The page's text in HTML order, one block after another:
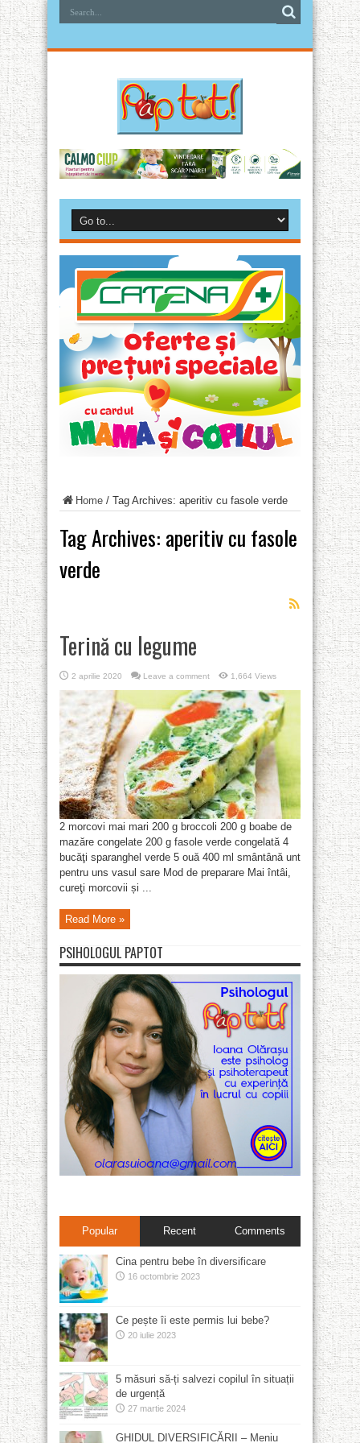
Home / Tag Archives: aperitiv cu fasole verde
Tag Archives: aperitiv cu fasole
verde
Terină cu legume
2 aprilie 2020 Leave a comment 1,664 Views
2 morcovi mai mari 200 g broccoli 200 g boabe de
mazăre congelate 200 g fasole verde congelată 4
bucăţi sparanghel verde 5 ouă 400 ml smântână unt
pentru uns vasul sare Mod de preparare Mai întâi,
cureţi morcovii și ...
Read More »
PSIHOLOGUL PAPTOT
Popular Recent Comments
Cina pentru bebe în diversificare
16 octombrie 2023
Ce pește îi este permis lui bebe?
20 iulie 2023
5 măsuri să-ți salvezi copilul în situații
de urgență
27 martie 2024
GHIDUL DIVERSIFICĂRII – Meniu